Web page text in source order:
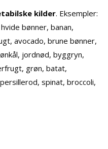
kilder. Eksempler:
bønner, banan,
avocado, brune bønner,
jordnød, byggryn,
grøn, batat,
spinat, broccoli,